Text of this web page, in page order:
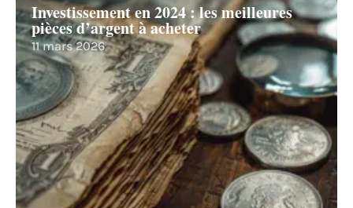
Investissement en 2024 : les meilleures
pièces d’argent à acheter
11 mars 2026